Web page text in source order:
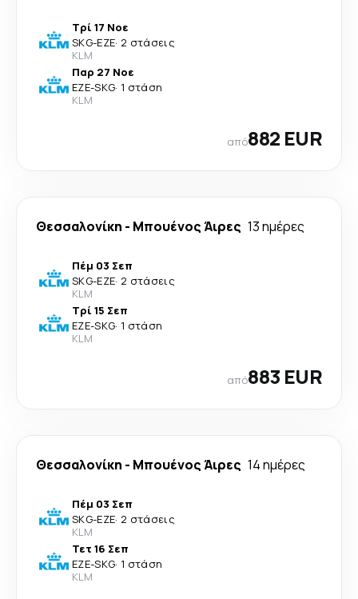
Τρί 17 Νοε
SKG-EZE· 2 στάσεις
KLM
Παρ 27 Νοε
EZE-SKG· 1 στάση
KLM
από882 EUR
Θεσσαλονίκη - Μπουένος Άιρες 13 ημέρες
Πέμ 03 Σεπ
SKG-EZE· 2 στάσεις
KLM
Τρί 15 Σεπ
EZE-SKG· 1 στάση
KLM
από883 EUR
Θεσσαλονίκη - Μπουένος Άιρες 14 ημέρες
Πέμ 03 Σεπ
SKG-EZE· 2 στάσεις
KLM
Τετ 16 Σεπ
EZE-SKG· 1 στάση
KLM